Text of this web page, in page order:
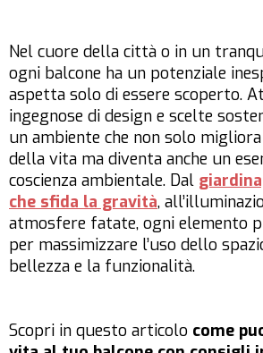
Nel cuore della città o in un
ogni balcone ha un potenziale
aspetta solo di essere scoperto.
ingegnose di design e scelte
un ambiente che non solo
della vita ma diventa anche un
coscienza ambientale. Dal
che sfida la gravità,
atmosfere fatate, ogni elemento
per massimizzare l’uso dello
bellezza e la funzionalità.
Scopri in questo articolo come